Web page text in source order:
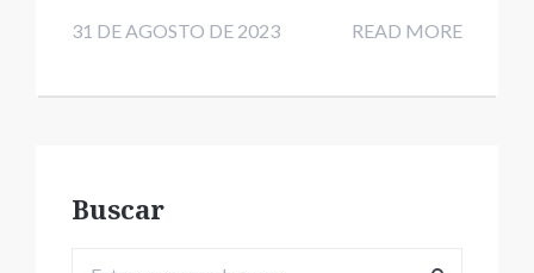
31 DE AGOSTO DE 2023 READ MORE
Buscar